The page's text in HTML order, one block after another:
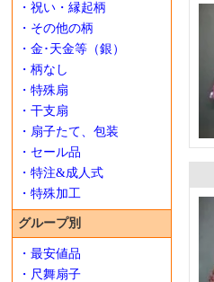
・祝い・縁起柄
・その他の柄
・金･天金等（銀）
・柄なし
・特殊扇
・干支扇
・扇子たて、包装
・セール品
・特注&成人式
・特殊加工
グループ別
・最安値品
・尺舞扇子